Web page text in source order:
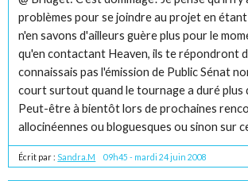
problèmes pour se joindre au projet en
n'en savons d'ailleurs guère plus pour le
qu'en contactant Heaven, ils te répondront
connaissais pas l'émission de Public Sénat
court surtout quand le tournage a duré plus
Peut-être à bientôt lors de prochaines
allocinéennes ou bloguesques ou sinon sur
Écrit par : Sandra.M 09h45 - mardi 24 juin 2008